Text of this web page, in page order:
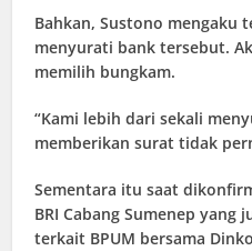
Bahkan, Sustono mengaku
menyurati bank tersebut.
memilih bungkam.
“Kami lebih dari sekali
memberikan surat tidak
Sementara itu saat
BRI Cabang Sumenep yang
terkait BPUM bersama